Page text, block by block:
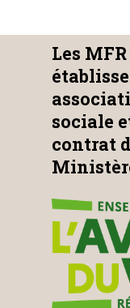
Les
sociale
contrat